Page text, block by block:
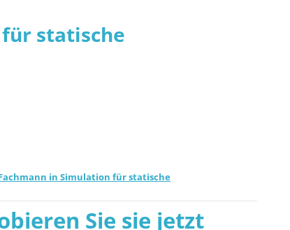
statische
in Simulation für statische
Sie sie jetzt